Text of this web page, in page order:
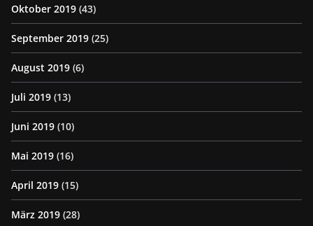
Oktober 2019 (43)
September 2019 (25)
August 2019 (6)
Juli 2019 (13)
Juni 2019 (10)
Mai 2019 (16)
April 2019 (15)
März 2019 (28)